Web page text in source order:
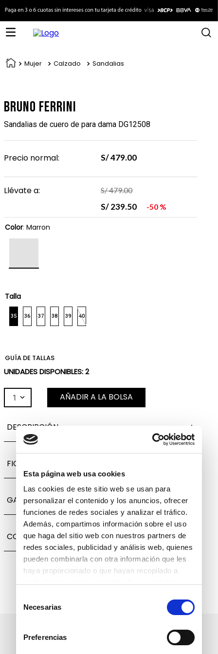
Esta página web usa cookies
Las cookies de este sitio web se usan para
personalizar el contenido y los anuncios, ofrecer
funciones de redes sociales y analizar el tráfico.
Además, compartimos información sobre el uso
que haga del sitio web con nuestros partners de
redes sociales, publicidad y análisis web, quienes
pueden combinarla con otra información que les
haya proporcionado o que hayan recopilado a
deNecesarias
Preferencias
Mujer Calzado Sandalias
Bruno Ferrini
Sandalias de cuero de para dama DG12508
Precio normal: S/479.00
Llévate a: S/479.00
S/ 239.50 50 %
Color: Marron
Talla
35 36 37 38 39 40
GUÍA DE TALLAS
UNIDADES DISPONIBLES:2
1 AÑADIR A LA BOLSA
DESCRIPCIÓN
FICHA TÉCNICA
GARANTÍA, CAMBIOS Y DEVOLUCIONES
COMPARTIR
Suscríbete a nuestro boletín